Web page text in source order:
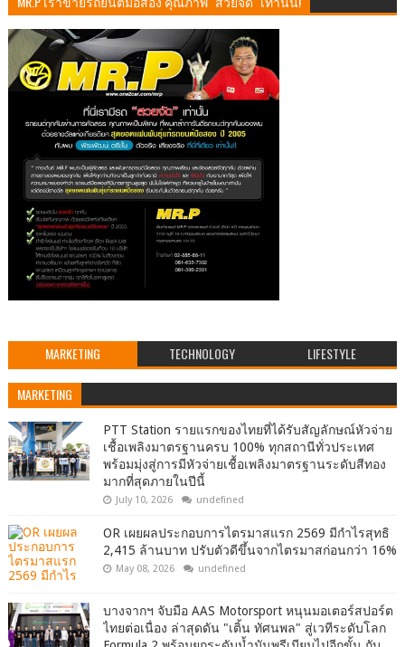
MARKETING TECHNOLOGY LIFESTYLE
MARKETING
PTT Station รายแรกของไทยที่ได้รับสัญลักษณ์หัวจ่าย
เชื้อเพลิงมาตรฐานครบ 100% ทุกสถานีทั่วประเทศ
พร้อมมุ่งสู่การมีหัวจ่ายเชื้อเพลิงมาตรฐานระดับสีทอง
มากที่สุดภายในปีนี้
July 10, 2026 undefined
OR เผยผลประกอบการไตรมาสแรก 2569 มีกำไรสุทธิ
2,415 ล้านบาท ปรับตัวดีขึ้นจากไตรมาสก่อนกว่า 16%
May 08, 2026 undefined
บางจากฯ จับมือ AAS Motorsport หนุนมอเตอร์สปอร์ต
ไทยต่อเนื่อง ล่าสุดดัน "เติ้น ทัศนพล" สู่เวทีระดับโลก